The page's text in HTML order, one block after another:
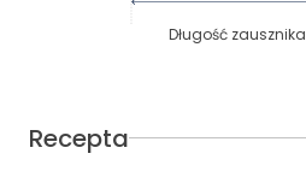
Długość zausznika
Recepta